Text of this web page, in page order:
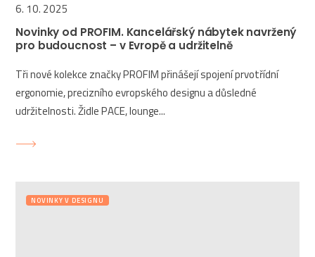
6. 10. 2025
Novinky od PROFIM. Kancelářský nábytek navržený
pro budoucnost – v Evropě a udržitelně
Tři nové kolekce značky PROFIM přinášejí spojení prvotřídní
ergonomie, precizního evropského designu a důsledné
udržitelnosti. Židle PACE, lounge...
NOVINKY V DESIGNU